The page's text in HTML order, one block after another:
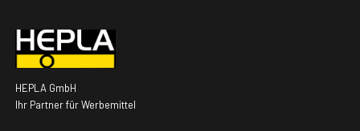
HEPLA GmbH
Ihr Partner für Werbemittel